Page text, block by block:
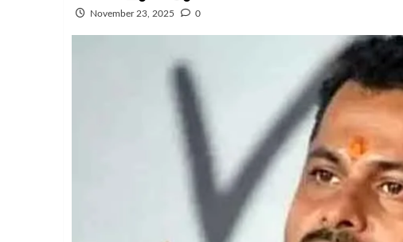
November 23, 2025 0